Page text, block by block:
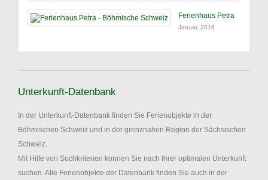
Ferienhaus Petra
Januar, 2016
Unterkunft-Datenbank
In der Unterkunft-Datenbank finden Sie Ferienobjekte in der
Böhmischen Schweiz und in der grenznahen Region der Sächsischen
Schweiz.
Mit Hilfe von Suchkriterien können Sie nach Ihrer optimalen Unterkunft
suchen. Alle Ferienobjekte der Datenbank finden Sie auch in der